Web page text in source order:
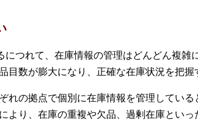
つれて、在庫情報の管理はどんどん複雑
数が膨大になり、正確な在庫状況を把握
れの拠点で個別に在庫情報を管理してい
より、在庫の重複や欠品、過剰在庫とい